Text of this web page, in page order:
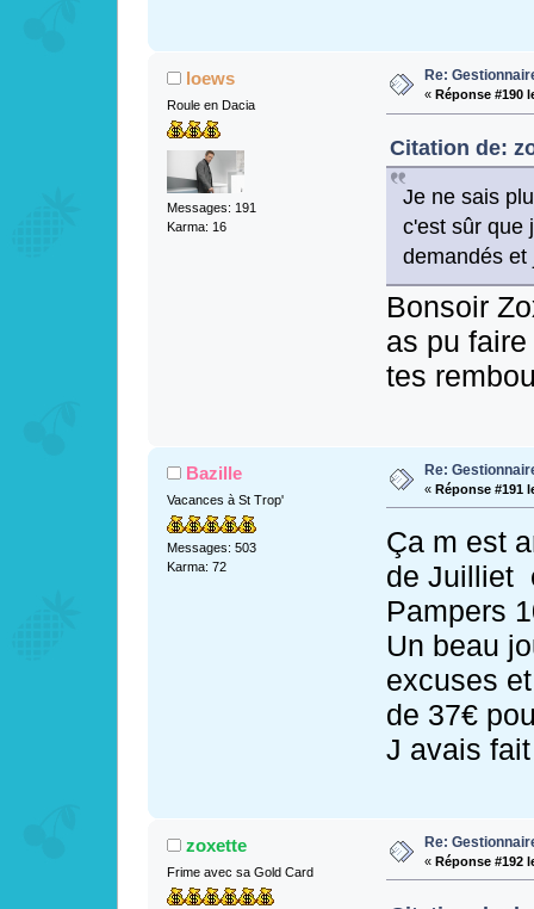
loews
Roule en Dacia
Messages: 191
Karma: 16
Re:
« Réponse #190
Citation de:
Je ne sais
c'est sûr que
demandés et
Bonsoir
as pu
tes
Bazille
Vacances à St Trop'
Messages: 503
Karma: 72
Re:
« Réponse #191
Ça m est
de Juilliet
Pampers
Un beau
excuses
de 37€
J avais
zoxette
Frime avec sa Gold Card
Re:
« Réponse #192